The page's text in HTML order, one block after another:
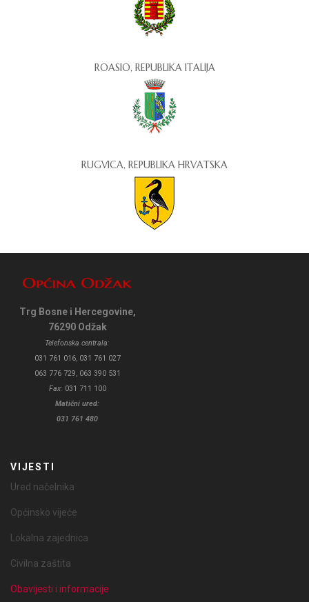
ROASIO, REPUBLIKA ITALIJA
RUGVICA, REPUBLIKA HRVATSKA
Trg Bosne i Hercegovine,
76290 Odžak
Telefonska centrala:
031 761 016, 031 761 027
063 776 729, 063 390 531
Fax: 031 711 100
Matični ured:
031 761 480
VIJESTI
Ured načelnika
Općinsko vijeće
Lokalna zajednica
Civilna zaštita
Obavijesti i informacije